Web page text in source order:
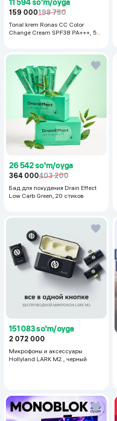
11 594 so'm/oyga
159 000198 750
Tonal krem Ronas CC Color
Change Cream SPF38 PA+++, 50
26 542 so'm/oyga
364 000403 200
Бад для похудения Drain Effect
Low Carb Green, 20 стиков
151 083 so'm/oyga
2 072 000
Микрофоны и аксессуары
Hollyland LARK M2 , черный